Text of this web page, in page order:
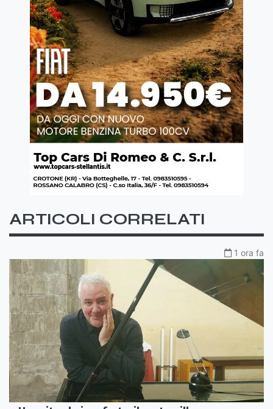
ARTICOLI CORRELATI
1 ora fa